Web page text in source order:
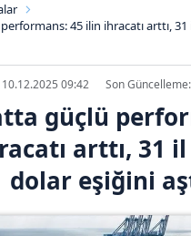
45 ilin ihracatı arttı,
09:42 Son
güçlü
arttı, 31
dolar eşiğini